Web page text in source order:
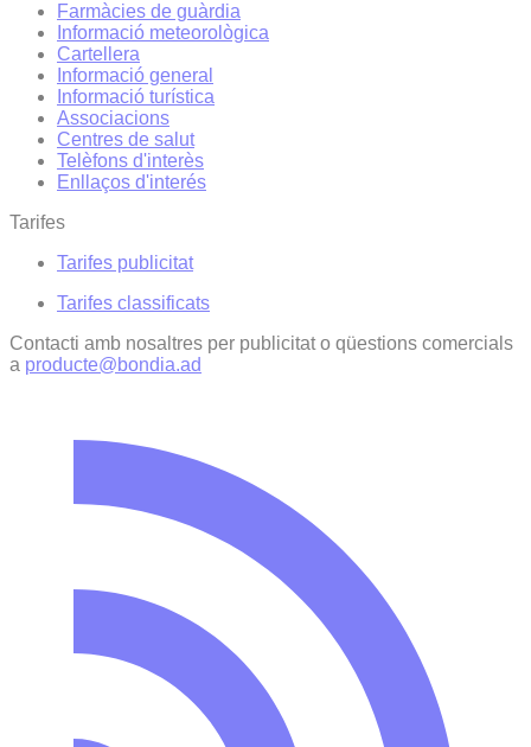
Farmàcies de guàrdia
Informació meteorològica
Cartellera
Informació general
Informació turística
Associacions
Centres de salut
Telèfons d'interès
Enllaços d'interés
Tarifes
Tarifes publicitat
Tarifes classificats
Contacti amb nosaltres per publicitat o qüestions comercials
a producte@bondia.ad